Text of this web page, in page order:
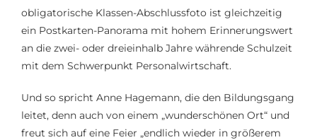
obligatorische Klassen-Abschlussfoto ist gleichzeitig
ein Postkarten-Panorama mit hohem Erinnerungswert
an die zwei- oder dreieinhalb Jahre währende Schulzeit
mit dem Schwerpunkt Personalwirtschaft.
Und so spricht Anne Hagemann, die den Bildungsgang
leitet, denn auch von einem „wunderschönen Ort“ und
freut sich auf eine Feier „endlich wieder in größerem